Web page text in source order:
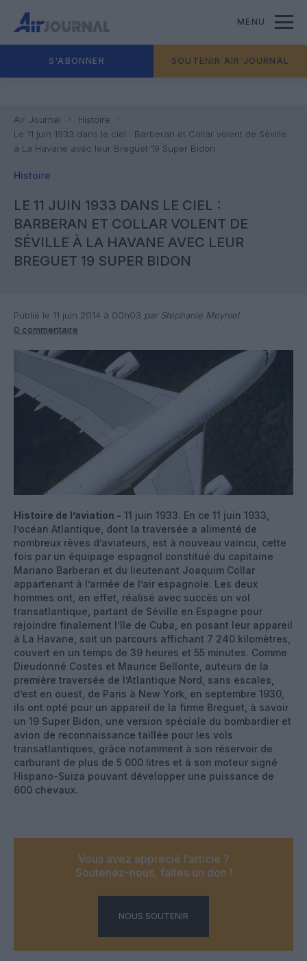
MENU
S'ABONNER SOUTENIR AIR JOURNAL
Air Journal
Histoire
Le 11 juin 1933 dans le ciel : Barberan et Collar volent de Séville
à La Havane avec leur Breguet 19 Super Bidon
Histoire
LE 11 JUIN 1933 DANS LE CIEL :
BARBERAN ET COLLAR VOLENT DE
SÉVILLE À LA HAVANE AVEC LEUR
BREGUET 19 SUPER BIDON
Publié le 11 juin 2014 à 00h03 par Stéphanie Meyniel
0 commentaire
Histoire de l’aviation - 11 juin 1933. En ce 11 juin 1933,
l’océan Atlantique, dont la traversée a alimenté de
nombreux rêves d’aviateurs, est à nouveau vaincu, cette
fois par un équipage espagnol constitué du capitaine
Mariano Barberan et du lieutenant Joaquim Collar
appartenant à l’armée de l’air espagnole. Les deux
hommes ont, en effet, réalisé avec succès un vol
transatlantique, partant de Séville en Espagne pour
rejoindre finalement l’île de Cuba, en posant leur appareil
à La Havane, soit un parcours affichant 7 240 kilomètres,
couvert en un temps de 39 heures et 55 minutes. Comme
Dieudonné Costes et Maurice Bellonte, auteurs de la
première traversée de l’Atlantique Nord, sans escales,
d’est en ouest, de Paris à New York, en septembre 1930,
ils ont opté pour un appareil de la firme Breguet, à savoir
un 19 Super Bidon, une version spéciale du bombardier et
avion de reconnaissance taillée pour les vols
transatlantiques, grâce notamment à son réservoir de
carburant de plus de 5 000 litres et à son moteur signé
Hispano-Suiza pouvant développer une puissance de
600 chevaux.
Vous avez apprécié l’article ?
Soutenez-nous, faites un don !
NOUS SOUTENIR